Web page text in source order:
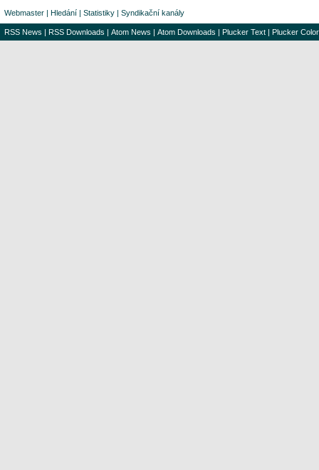
Webmaster | Hledání | Statistiky | Syndikační kanály
RSS News | RSS Downloads | Atom News | Atom Downloads | Plucker Text | Plucker Color